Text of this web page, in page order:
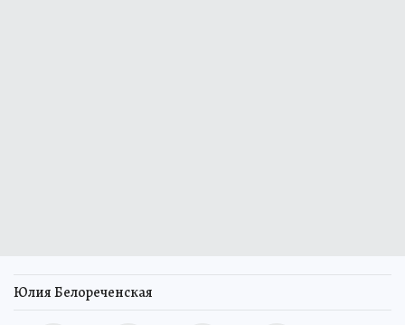
Юлия Белореченская